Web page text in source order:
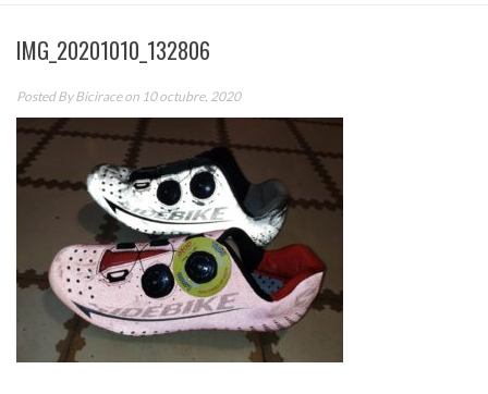
IMG_20201010_132806
Posted ByBiciraceon 10 octubre, 2020